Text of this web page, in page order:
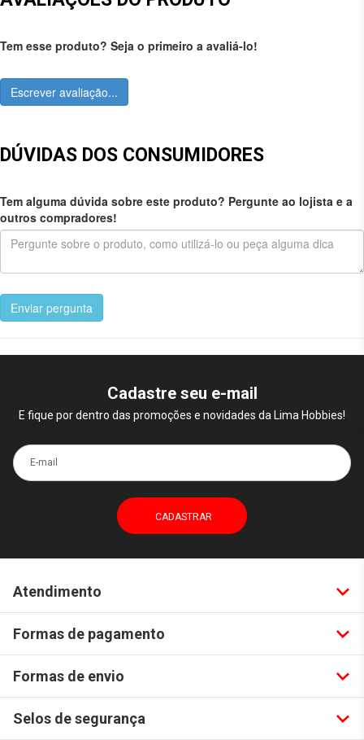
Tem esse produto? Seja o primeiro a avaliá-lo!
Escrever avaliação...
DÚVIDAS DOS CONSUMIDORES
Tem alguma dúvida sobre este produto? Pergunte ao lojista e a
outros compradores!
Enviar pergunta
Cadastre seu e-mail
E fique por dentro das promoções e novidades da Lima Hobbies!
E-mail
Atendimento
Formas de pagamento
Formas de envio
Selos de segurança